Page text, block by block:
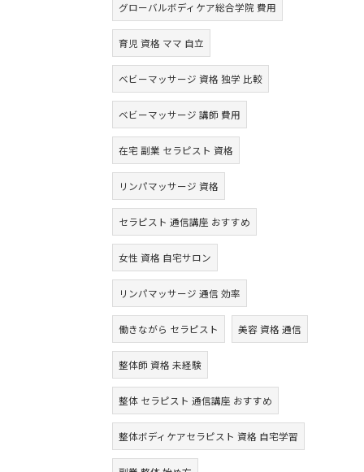
グローバルボディケア総合学院 費用
育児 資格 ママ 自立
ベビーマッサージ 資格 独学 比較
ベビーマッサージ 講師 費用
在宅 副業 セラピスト 資格
リンパマッサージ 資格
セラピスト 通信講座 おすすめ
女性 資格 自宅サロン
リンパマッサージ 通信 効率
働きながら セラピスト 美容 資格 通信
整体師 資格 未経験
整体 セラピスト 通信講座 おすすめ
整体ボディケアセラピスト 資格 自宅学習